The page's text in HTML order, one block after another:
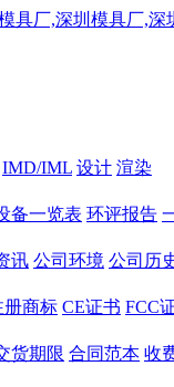
IMD/IML 设计 渲染
备一览表 环评报告
讯 公司环境 公司历
册商标 CE证书 FCC
货期限 合同范本 收